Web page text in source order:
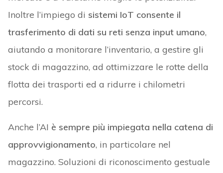
Inoltre l’impiego di sistemi IoT consente il
trasferimento di dati su reti senza input umano,
aiutando a monitorare l’inventario, a gestire gli
stock di magazzino, ad ottimizzare le rotte della
flotta dei trasporti ed a ridurre i chilometri
percorsi.
Anche l’AI è sempre più impiegata nella catena di
approvvigionamento, in particolare nel
magazzino. Soluzioni di riconoscimento gestuale